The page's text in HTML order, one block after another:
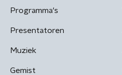
Programma's
Presentatoren
Muziek
Gemist